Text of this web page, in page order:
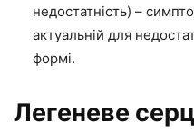
недостатність) –
актуальній для
формі.
Легеневе